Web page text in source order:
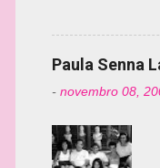
@RGrosjean !
Paula Senna
- novembro 08,